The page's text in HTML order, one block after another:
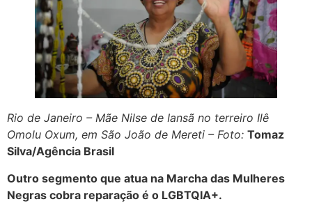
Rio de Janeiro – Mãe Nilse de Iansã no terreiro Ilê
Omolu Oxum, em São João de Mereti – Foto: Tomaz
Silva/Agência Brasil
Outro segmento que atua na Marcha das Mulheres
Negras cobra reparação é o LGBTQIA+.